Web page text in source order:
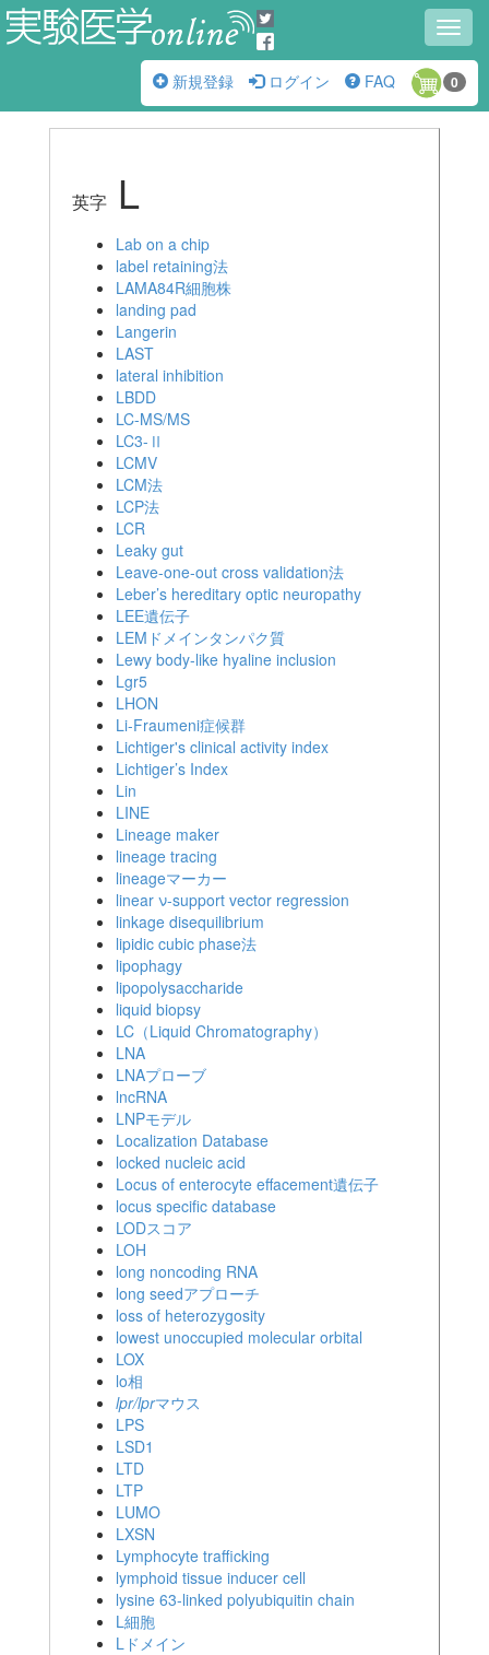
新規登録
ログイン FAQ 0
英字 L
Lab on a chip
label retaining法
LAMA84R細胞株
landing pad
Langerin
LAST
lateral inhibition
LBDD
LC-MS/MS
LC3-Ⅱ
LCMV
LCM法
LCP法
LCR
Leaky gut
Leave-one-out cross validation法
Leber’s hereditary optic neuropathy
LEE遺伝子
LEMドメインタンパク質
Lewy body-like hyaline inclusion
Lgr5
LHON
Li-Fraumeni症候群
Lichtiger's clinical activity index
Lichtiger’s Index
Lin
LINE
Lineage maker
lineage tracing
lineageマーカー
linear ν-support vector regression
linkage disequilibrium
lipidic cubic phase法
lipophagy
lipopolysaccharide
liquid biopsy
LC（Liquid Chromatography）
LNA
LNAプローブ
lncRNA
LNPモデル
Localization Database
locked nucleic acid
Locus of enterocyte effacement遺伝子
locus specific database
LODスコア
LOH
long noncoding RNA
long seedアプローチ
loss of heterozygosity
lowest unoccupied molecular orbital
LOX
lo相
lpr/lprマウス
LPS
LSD1
LTD
LTP
LUMO
LXSN
Lymphocyte trafficking
lymphoid tissue inducer cell
lysine 63-linked polyubiquitin chain
L細胞
Lドメイン